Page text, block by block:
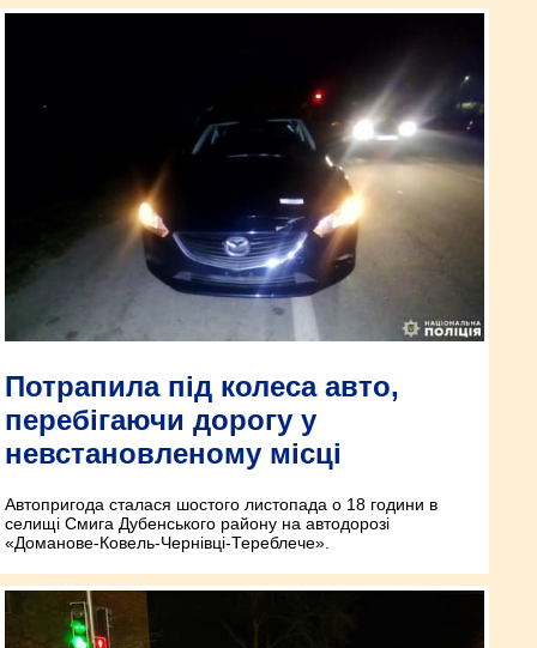
Потрапила під колеса авто,
перебігаючи дорогу у
невстановленому місці
Автопригода сталася шостого листопада о 18 години в
селищі Смига Дубенського району на автодорозі
«Доманове-Ковель-Чернівці-Тереблече».